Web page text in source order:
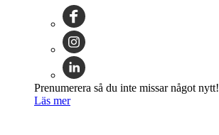
Prenumerera så du inte missar något nytt!
Läs mer